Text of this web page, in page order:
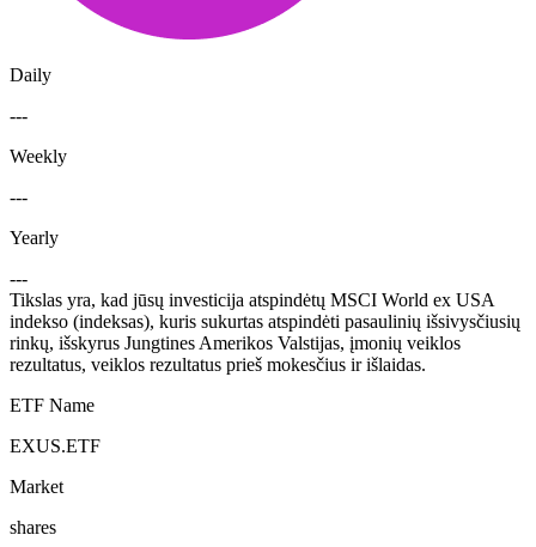
Daily
---
Weekly
---
Yearly
---
Tikslas yra, kad jūsų investicija atspindėtų MSCI World ex USA
indekso (indeksas), kuris sukurtas atspindėti pasaulinių išsivysčiusių
rinkų, išskyrus Jungtines Amerikos Valstijas, įmonių veiklos
rezultatus, veiklos rezultatus prieš mokesčius ir išlaidas.
ETF Name
EXUS.ETF
Market
shares